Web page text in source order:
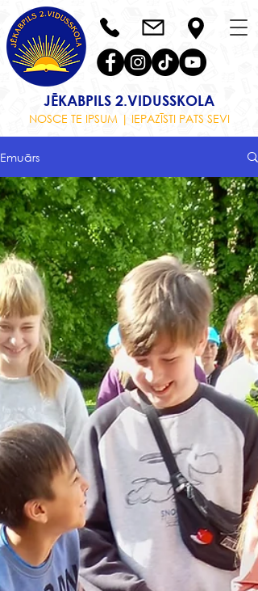
JĒKABPILS 2.VIDUSSKOLA
NOSCE TE IPSUM | IEPAZĪSTI PATS SEVI
Emuārs